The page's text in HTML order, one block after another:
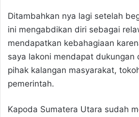
Ditambahkan nya lagi setelah
ini mengabdikan diri sebagai
mendapatkan kebahagiaan
saya lakoni mendapat dukungan
pihak kalangan masyarakat,
pemerintah.
Kapoda Sumatera Utara sudah